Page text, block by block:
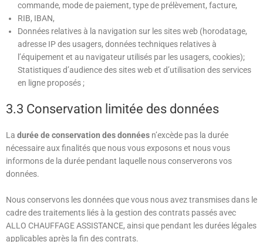
commande, mode de paiement, type de prélèvement, facture,
RIB, IBAN,
Données relatives à la navigation sur les sites web (horodatage,
adresse IP des usagers, données techniques relatives à
l’équipement et au navigateur utilisés par les usagers, cookies);
Statistiques d’audience des sites web et d’utilisation des services
en ligne proposés ;
3.3 Conservation limitée des données
La durée de conservation des données n’excède pas la durée
nécessaire aux finalités que nous vous exposons et nous vous
informons de la durée pendant laquelle nous conserverons vos
données.
Nous conservons les données que vous nous avez transmises dans le
cadre des traitements liés à la gestion des contrats passés avec
ALLO CHAUFFAGE ASSISTANCE, ainsi que pendant les durées légales
applicables après la fin des contrats.